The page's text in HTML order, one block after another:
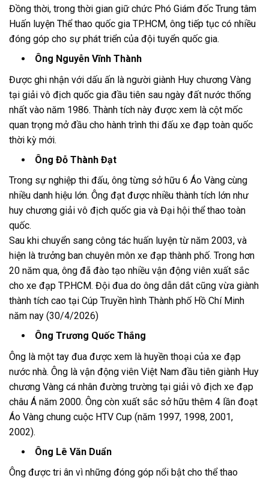
Đồng thời, trong thời gian giữ chức Phó Giám đốc Trung tâm
Huấn luyện Thể thao quốc gia TP.HCM, ông tiếp tục có nhiều
đóng góp cho sự phát triển của đội tuyển quốc gia.
Ông Nguyễn Vĩnh Thành
Được ghi nhận với dấu ấn là người giành Huy chương Vàng
tại giải vô địch quốc gia đầu tiên sau ngày đất nước thống
nhất vào năm 1986. Thành tích này được xem là cột mốc
quan trọng mở đầu cho hành trình thi đấu xe đạp toàn quốc
thời kỳ mới.
Ông Đỗ Thành Đạt
Trong sự nghiệp thi đấu, ông từng sở hữu 6 Áo Vàng cùng
nhiều danh hiệu lớn. Ông đạt được nhiều thành tích lớn như
huy chương giải vô địch quốc gia và Đại hội thể thao toàn
quốc.
Sau khi chuyển sang công tác huấn luyện từ năm 2003, và
hiện là trưởng ban chuyên môn xe đạp thành phố. Trong hơn
20 năm qua, ông đã đào tạo nhiều vận động viên xuất sắc
cho xe đạp TP.HCM. Đội đua do ông dẫn dắt cũng vừa giành
thành tích cao tại Cúp Truyền hình Thành phố Hồ Chí Minh
năm nay (30/4/2026)
Ông Trương Quốc Thắng
Ông là một tay đua được xem là huyền thoại của xe đạp
nước nhà. Ông là vận động viên Việt Nam đầu tiên giành Huy
chương Vàng cá nhân đường trường tại giải vô địch xe đạp
châu Á năm 2000. Ông còn xuất sắc sở hữu thêm 4 lần đoạt
Áo Vàng chung cuộc HTV Cup (năm 1997, 1998, 2001,
2002).
Ông Lê Văn Duẩn
Ông được tri ân vì những đóng góp nổi bật cho thể thao